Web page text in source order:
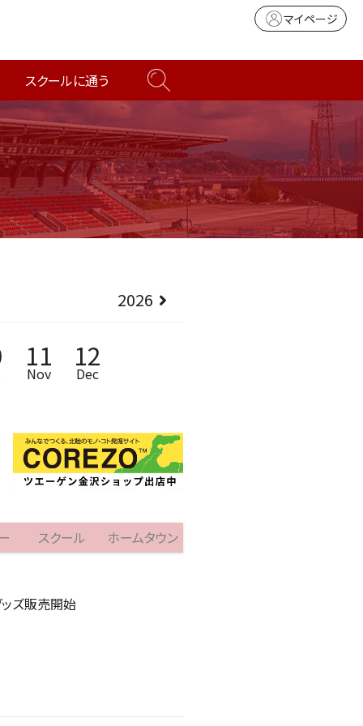
マイページ
スクールに通う
2026
11
Nov
12
Dec
スクール ホームタウン
ッズ販売開始